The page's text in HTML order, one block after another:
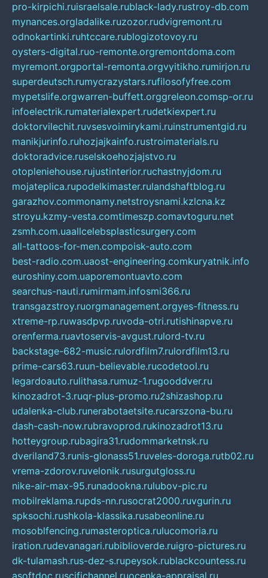
pro-kirpichi.ruisraelsale.rublack-lady.rustroy-db.com
mynances.orgladalike.ruzozor.rudvigremont.ru
odnokartinki.ruhtccare.rublogizotovoy.ru
oysters-digital.ruo-remonte.orgremontdoma.com
myremont.orgportal-remonta.orgvyitikho.rumirjon.ru
superdeutsch.rumycrazystars.rufilosofyfree.com
mypetslife.orgwarren-buffett.orggreleon.comsp-or.ru
infoelectrik.rumaterialexpert.rudetkiexpert.ru
doktorvilechit.ruvsesvoimirykami.ruinstrumentgid.ru
manikjurinfo.ruhozjajkainfo.rustroimaterials.ru
doktoradvice.ruselskoehozjajstvo.ru
otopleniehouse.rujustinterior.ruchastnyjdom.ru
mojateplica.rupodelkimaster.rulandshaftblog.ru
garazhov.commonamy.netstroysnami.kzlcna.kz
stroyu.kzmy-vesta.comtimeszp.comavtoguru.net
zsmh.com.uaallcelebsplasticsurgery.com
all-tattoos-for-men.compoisk-auto.com
best-radio.com.uaost-engineering.comkuryatnik.info
euroshiny.com.uaporemontuavto.com
searchus-nauti.rumirmam.infosmi366.ru
transgazstroy.ruorgmanagement.orgyes-fitness.ru
xtreme-rp.ruwasdpvp.ruvoda-otri.rutishinapve.ru
orenferma.ruavtoservis-avgust.rulord-tv.ru
backstage-682-music.rulordfilm7.rulordfilm13.ru
prime-cars63.ruun-believable.rucodetool.ru
legardoauto.rulithasa.rumuz-1.rugooddver.ru
kinozadrot-3.ruqr-plus-promo.ru2shizashop.ru
udalenka-club.runerabotaetsite.rucarszona-bu.ru
dash-cash-now.rubravoprod.rukinozadrot13.ru
hotteygroup.rubagira31.rudommarketnsk.ru
dveriland73.runis-glonass51.ruveles-doroga.rutb02.ru
vrema-zdorov.ruvelonik.rusurgutgloss.ru
nike-air-max-95.runadookna.rulubov-pic.ru
mobilreklama.rupds-nn.rusocrat2000.ruvgurin.ru
spksochi.rushkola-klassika.rusabeonline.ru
mosoblfencing.rumasteroptica.rulucomoria.ru
iration.rudevanagari.rubiblioverde.ruigro-pictures.ru
dk-tulamash.rus-dez-s.rupeysok.rublackcountess.ru
asoftdoc.ruscifichannel.ruocenka-appraisal.ru